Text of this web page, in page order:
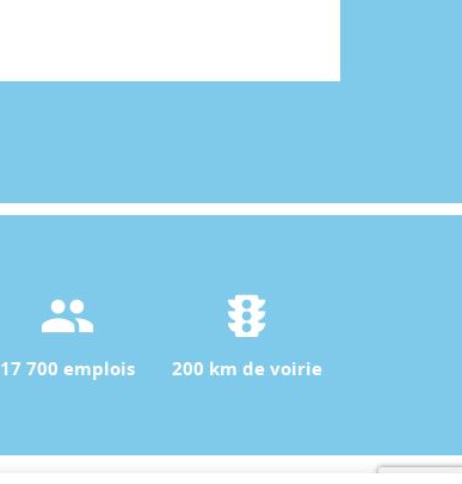
17 700 emplois 200 km de voirie